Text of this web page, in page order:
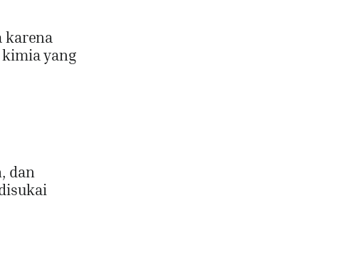
karena
yang
dan